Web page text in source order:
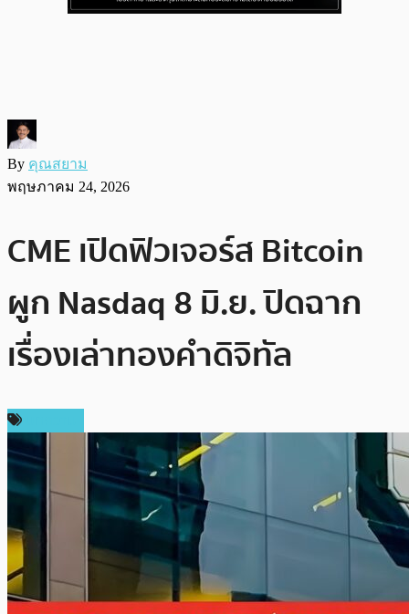
By คุณสยาม
พฤษภาคม 24, 2026
CME เปิดฟิวเจอร์ส Bitcoin
ผูก Nasdaq 8 มิ.ย. ปิดฉาก
เรื่องเล่าทองคำดิจิทัล